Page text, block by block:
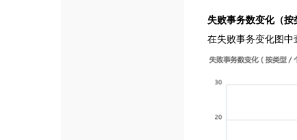
失败事务数变化（按
在失败事务变化图中